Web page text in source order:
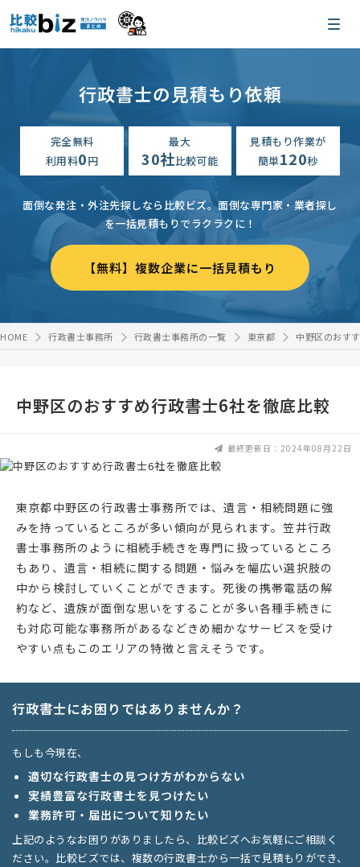
行政書士の見積もり依頼
完全無料
利用料0円
最大
30社比較可能
見積もり作業が
簡単120秒
面倒な発注・外注先探しなら比較ビズ。面倒な専門家・業者探し
を一括見積もりでラクラクに！
【無料】複数企業に一括見積もり
HOME 行政書士事務所 行政書士事務所の一覧 東京都 中野区のおす
中野区のおすすめ行政書士6社を徹底比較
最終更新日：2024年08月22日
東京都中野区の行政書士事務所では、遺言・相続問題に強
みを持っているところが多い傾向が見られます。笠井行政
書士事務所のように相続手続きを専門に扱っているところ
もあり、遺言・相続に関する問題・悩みを幅広い選択肢の
中から検討していくことができます。死後の携帯電話の解
約など、遺族が面倒な思いをすることが多い各種手続きに
も対応可能な事務所があるなどきめ細かなサービスを受け
やすい点もこのエリアの特徴と言えそうです。
行政書士にお困りではありませんか？
もしも今現在、
適切な行政書士の見つけ方がわからない
実績豊富な行政書士を見つけたい
業務許可・届出について知りたい
上記のようなお困りがありましたら、比較ビズへお気軽にご相談く
ださい。比較ビズでは、複数の行政書士から一括で見積もりができ、